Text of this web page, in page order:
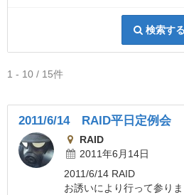
検索する
1 - 10 / 15件
2011/6/14 RAID平日定例会
RAID
2011年6月14日
2011/6/14 RAID
お誘いにより行って参りま